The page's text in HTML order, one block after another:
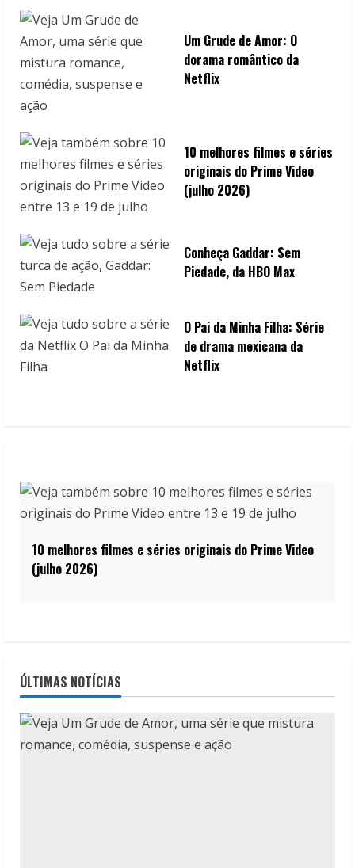
g
Um Grude de Amor: O
dorama romântico da
Netflix
10 melhores filmes e séries
originais do Prime Video
(julho 2026)
Conheça Gaddar: Sem
Piedade, da HBO Max
O Pai da Minha Filha: Série
de drama mexicana da
Netflix
10 melhores filmes e séries originais do Prime Video
(julho 2026)
ÚLTIMAS NOTÍCIAS